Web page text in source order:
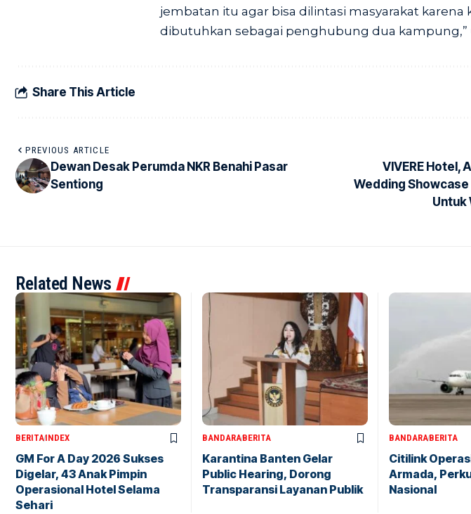
jembatan itu agar bisa dilintasi masyarakat karena
dibutuhkan sebagai penghubung dua kampung,”
Share This Article
PREVIOUS ARTICLE
Dewan Desak Perumda NKR Benahi Pasar
Sentiong
VIVERE Hotel,
Wedding Showcase
Untuk
Related News
BERITAINDEX
GM For A Day 2026 Sukses
Digelar, 43 Anak Pimpin
Operasional Hotel Selama
Sehari
BANDARABERITA
Karantina Banten Gelar
Public Hearing, Dorong
Transparansi Layanan Publik
BANDARABERITA
Citilink
Armada,
Nasional